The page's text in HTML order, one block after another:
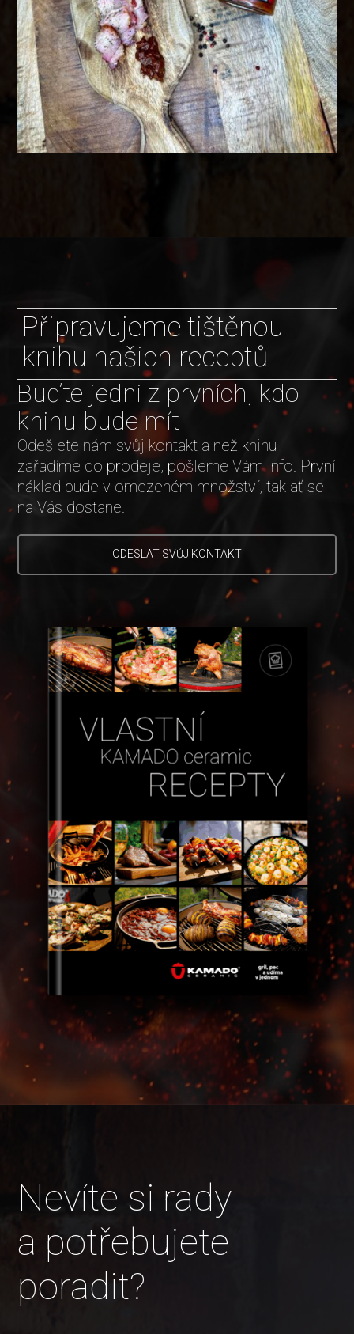
Připravujeme tištěnou
knihu našich receptů
Buďte jedni z prvních, kdo
knihu bude mít
Odešlete nám svůj kontakt a než knihu
zařadíme do prodeje, pošleme Vám info. První
náklad bude v omezeném množství, tak ať se
na Vás dostane.
ODESLAT SVŮJ KONTAKT
Nevíte si rady
a potřebujete
poradit?